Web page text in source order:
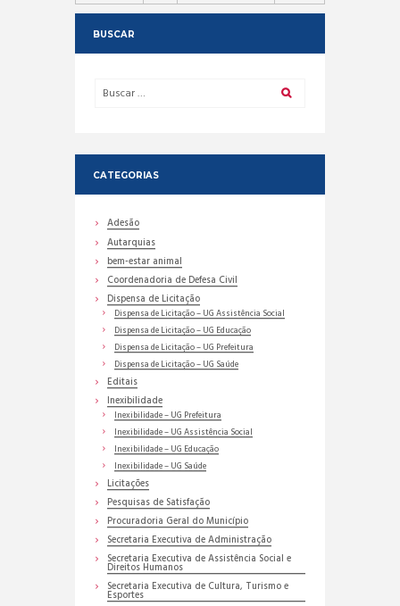
BUSCAR
CATEGORIAS
Adesão
Autarquias
bem-estar animal
Coordenadoria de Defesa Civil
Dispensa de Licitação
Dispensa de Licitação – UG Assistência Social
Dispensa de Licitação – UG Educação
Dispensa de Licitação – UG Prefeitura
Dispensa de Licitação – UG Saúde
Editais
Inexibilidade
Inexibilidade – UG Prefeitura
Inexibilidade – UG Assistência Social
Inexibilidade – UG Educação
Inexibilidade – UG Saúde
Licitações
Pesquisas de Satisfação
Procuradoria Geral do Município
Secretaria Executiva de Administração
Secretaria Executiva de Assistência Social e
Direitos Humanos
Secretaria Executiva de Cultura, Turismo e
Esportes